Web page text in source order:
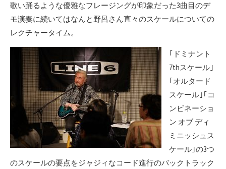
歌い踊るような優雅なフレージングが印象だった3曲目のデ
モ演奏に続いてはなんと野呂さん直々のスケールについての
レクチャータイム。
｢ドミナント
7thスケール｣
｢オルタード
スケール｣｢コ
ンビネーショ
ン オブ ディ
ミニッシュス
ケール｣の3つ
のスケールの要点をジャジィなコード進行のバックトラック